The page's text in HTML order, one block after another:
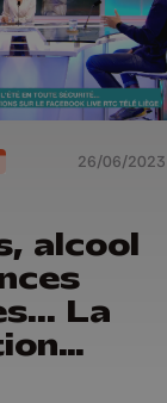
26/06/2023
alcool
La